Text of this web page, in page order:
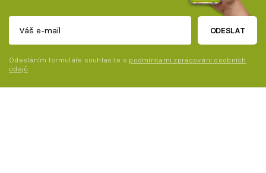
ODESLAT
Odesláním formuláře souhlasíte s podmínkami zpracování osobních
údajů